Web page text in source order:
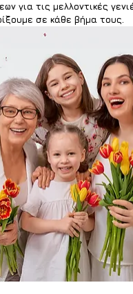
για τις μελλοντικές
σε κάθε βήμα τους.